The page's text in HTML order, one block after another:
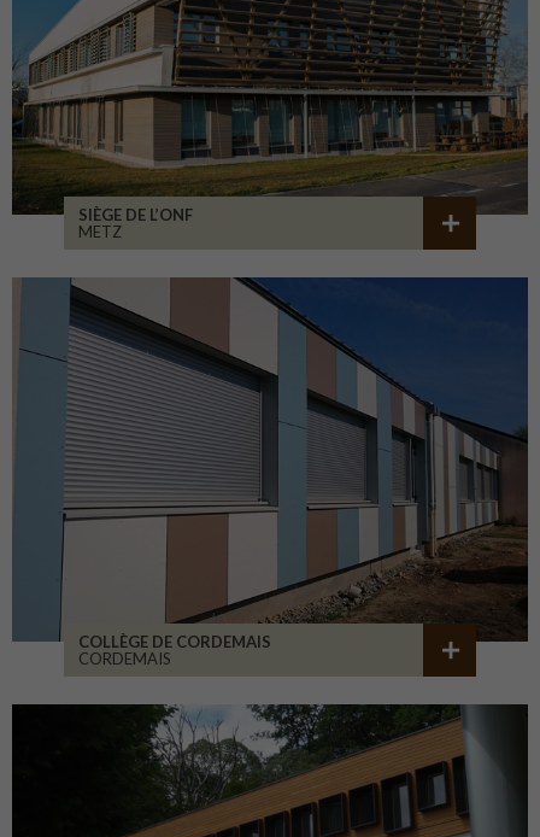
SIÈGE DE L’ONF
METZ
COLLÈGE DE CORDEMAIS
CORDEMAIS